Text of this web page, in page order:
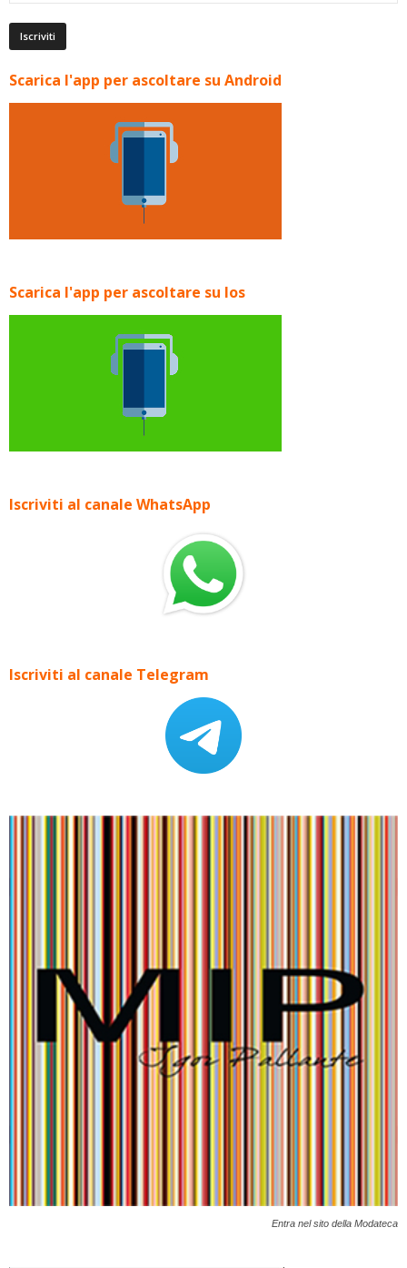
Scarica l'app per ascoltare su Android
Scarica l'app per ascoltare su Ios
Iscriviti al canale WhatsApp
Iscriviti al canale Telegram
Entra nel sito della Modateca